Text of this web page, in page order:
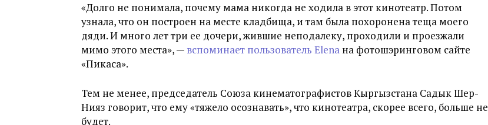
«Долго не понимала, почему мама никогда не ходила в этот кинотеатр. Потом
узнала, что он построен на месте кладбища, и там была похоронена теща моего
дяди. И много лет три ее дочери, жившие неподалеку, проходили и проезжали
мимо этого места», — вспоминает пользователь Elena на фотошэринговом сайте
«Пикаса».
Тем не менее, председатель Союза кинематографистов Кыргызстана Садык Шер-
Нияз говорит, что ему «тяжело осознавать», что кинотеатра, скорее всего, больше не
будет.